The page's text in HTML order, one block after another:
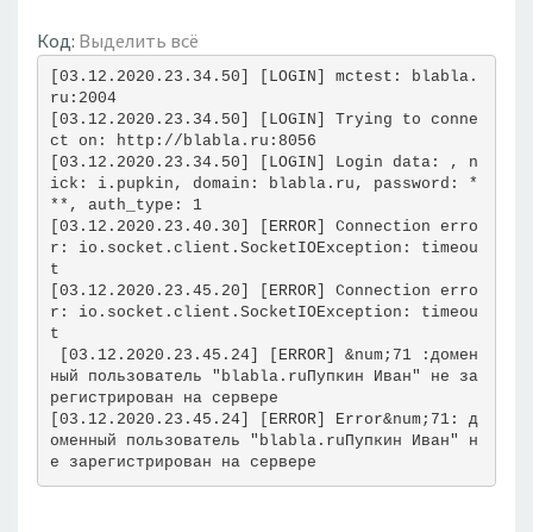
Код: Выделить всё
[03.12.2020.23.34.50] [LOGIN] mctest: blabla.
ru:2004
[03.12.2020.23.34.50] [LOGIN] Trying to conne
ct on: http://blabla.ru:8056
[03.12.2020.23.34.50] [LOGIN] Login data: , n
ick: i.pupkin, domain: blabla.ru, password: *
**, auth_type: 1
[03.12.2020.23.40.30] [ERROR] Connection erro
r: io.socket.client.SocketIOException: timeou
t
[03.12.2020.23.45.20] [ERROR] Connection erro
r: io.socket.client.SocketIOException: timeou
t
[03.12.2020.23.45.24] [ERROR] &num;71 :домен
ный пользователь "blabla.ruПупкин Иван" не за
регистрирован на сервере
[03.12.2020.23.45.24] [ERROR] Error&num;71: д
оменный пользователь "blabla.ruПупкин Иван" н
е зарегистрирован на сервере